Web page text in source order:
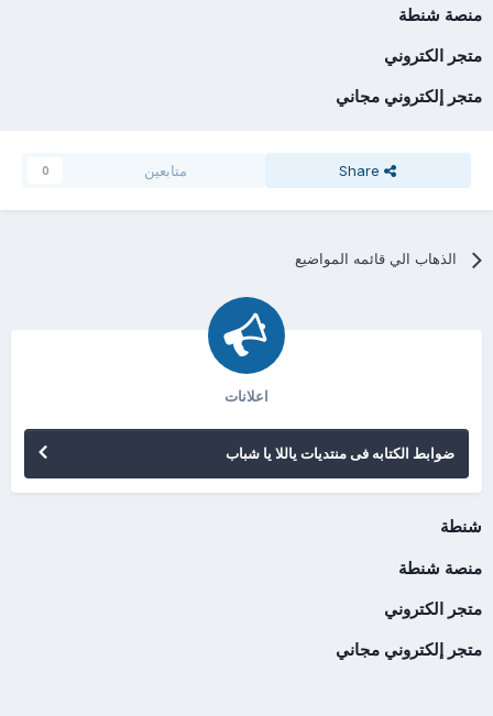
منصة شنطة
متجر الكتروني
متجر إلكتروني مجاني
Share متابعين 0
الذهاب الي قائمه المواضيع
اعلانات
ضوابط الكتابه فى منتديات ياللا يا شباب
شنطة
منصة شنطة
متجر الكتروني
متجر إلكتروني مجاني